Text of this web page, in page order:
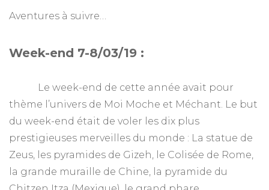
Aventures à suivre…
Week-end 7-8/03/19 :
Le week-end de cette année avait pour
thème l’univers de Moi Moche et Méchant. Le but
du week-end était de voler les dix plus
prestigieuses merveilles du monde : La statue de
Zeus, les pyramides de Gizeh, le Colisée de Rome,
la grande muraille de Chine, la pyramide du